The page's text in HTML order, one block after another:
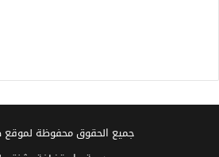
جميع الحقوق محفوظة